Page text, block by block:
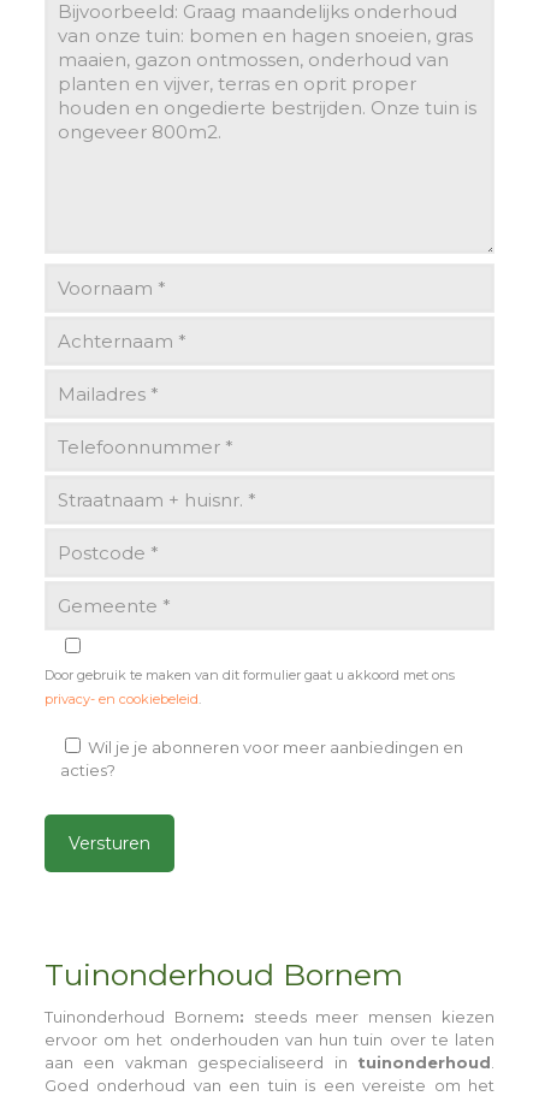
Door gebruik te maken van dit formulier gaat u akkoord met ons
privacy- en cookiebeleid
Wil je je abonneren voor meer aanbiedingen en
acties?
Tuinonderhoud Bornem
Tuinonderhoud Bornem: steeds meer mensen kiezen
ervoor om het onderhouden van hun tuin over te laten
aan een vakman gespecialiseerd in tuinonderhoud
Goed onderhoud van een tuin is een vereiste om het